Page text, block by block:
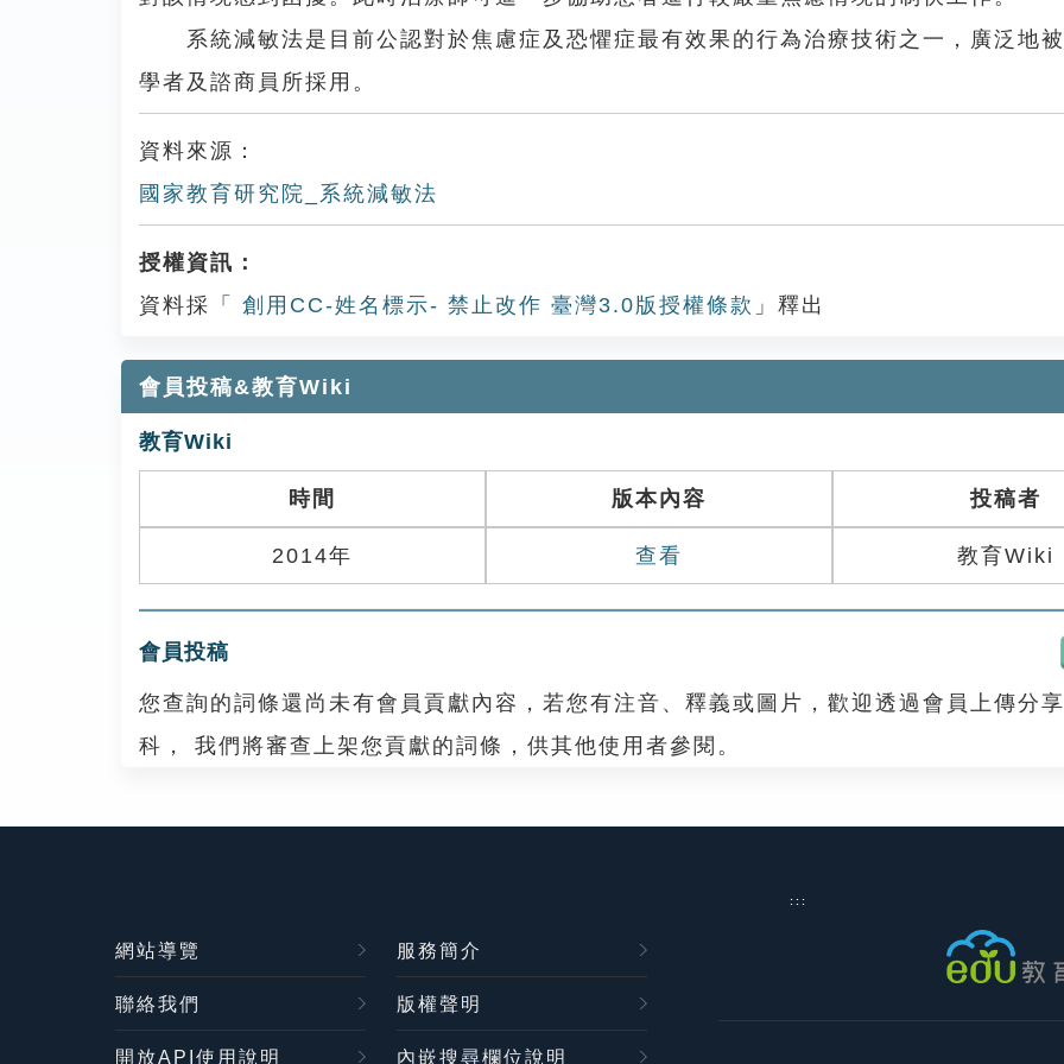
系統減敏法是目前公認對於焦慮症及恐懼症最有效果的行為治療技術之一，廣泛地
學者及諮商員所採用。
資料來源：
國家教育研究院_系統減敏法
授權資訊：
資料採「
創用CC-姓名標示- 禁止改作 臺灣3.0版授權條款 」釋出
會員投稿&教育Wiki
教育Wiki
時間 版本內容 投稿者
2014年 查看 教育Wiki
會員投稿
您查詢的詞條還尚未有會員貢獻內容，若您有注音、釋義或圖片，歡迎透過會員上傳分
科， 我們將審查上架您貢獻的詞條，供其他使用者參閱。
:::
網站導覽 服務簡介
聯絡我們 版權聲明
開放API使用說明 內嵌搜尋欄位說明